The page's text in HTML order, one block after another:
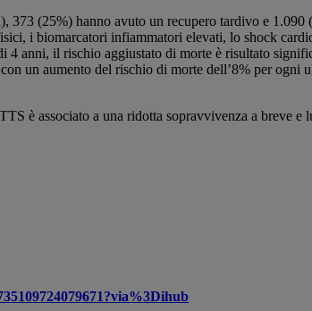
373 (25%) hanno avuto un recupero tardivo e
i biomarcatori infiammatori elevati, lo shock
anni, il rischio aggiustato di morte è risultato
un aumento del rischio di morte dell’8% per
è associato a una ridotta sopravvivenza a breve